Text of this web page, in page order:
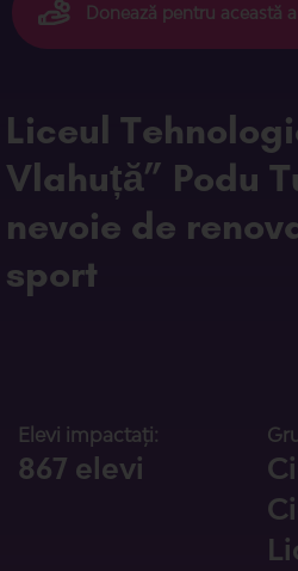
Donează pentru această
Liceul
Vlahuță” Podu
nevoie de
sport
Elevi impactați:
867 elevi